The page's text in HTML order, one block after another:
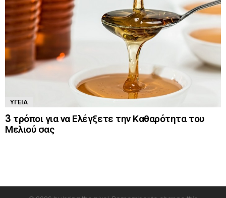
ΥΓΕΊΑ
3 τρόποι για να Ελέγξετε την Καθαρότητα του
Μελιού σας